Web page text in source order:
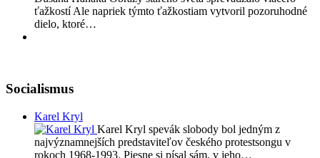
ťažkostí Ale napriek týmto ťažkostiam vytvoril pozoruhodné
dielo, ktoré…
Socialismus
Karel Kryl
Karel Kryl spevák slobody bol jedným z
najvýznamnejších predstaviteľov českého protestsongu v
rokoch 1968-1993. Piesne si písal sám, v jeho…